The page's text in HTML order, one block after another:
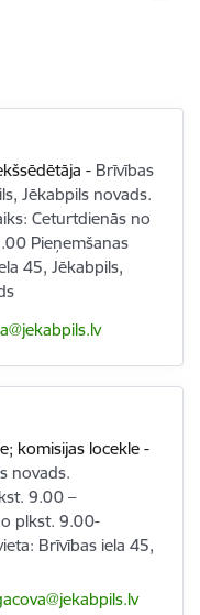
- Brīvības
Jēkabpils novads.
Ceturtdienās no
Pieņemšanas
45, Jēkabpils,
komisijas locekle -
novads.
9.00 –
plkst. 9.00-
Brīvības iela 45,